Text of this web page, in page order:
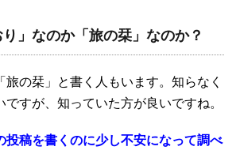
」なのか「旅の栞」なのか？
旅の栞」と書く人もいます。知らなく
すが、知っていた方が良いですね。
投稿を書くのに少し不安になって調べ